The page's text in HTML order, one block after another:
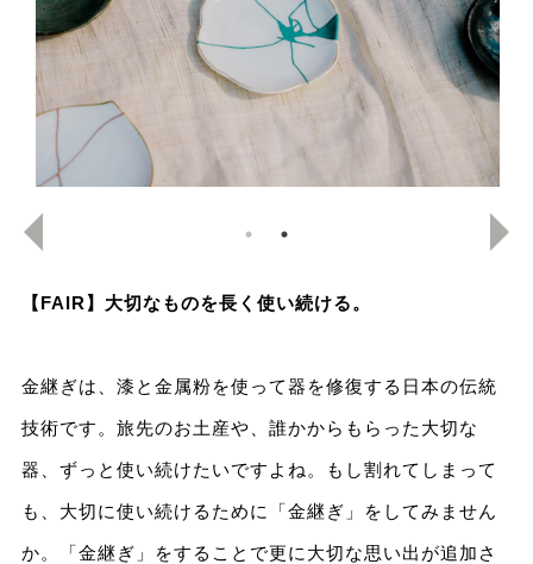
【FAIR】大切なものを長く使い続ける。
金継ぎは、漆と金属粉を使って器を修復する日本の伝統
技術です。旅先のお土産や、誰かからもらった大切な
器、ずっと使い続けたいですよね。もし割れてしまって
も、大切に使い続けるために「金継ぎ」をしてみません
か。「金継ぎ」をすることで更に大切な思い出が追加さ